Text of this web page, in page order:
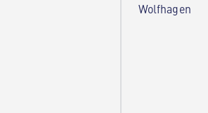
Wolfhagen